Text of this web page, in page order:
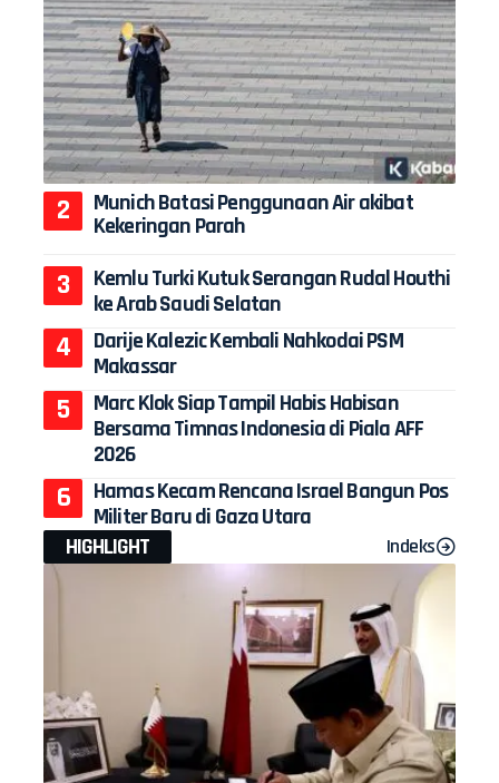
Munich Batasi Penggunaan Air akibat
Kekeringan Parah
Kemlu Turki Kutuk Serangan Rudal Houthi
ke Arab Saudi Selatan
Darije Kalezic Kembali Nahkodai PSM
Makassar
Marc Klok Siap Tampil Habis Habisan
Bersama Timnas Indonesia di Piala AFF
2026
Hamas Kecam Rencana Israel Bangun Pos
Militer Baru di Gaza Utara
HIGHLIGHT
Indeks